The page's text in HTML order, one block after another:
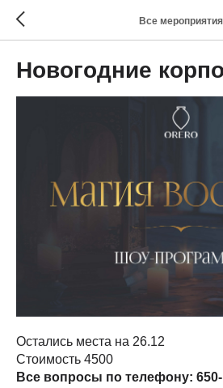
Все мероприятия
Новогодние
Остались места на 26.12
Стоимость 4500
Все вопросы по телефону: